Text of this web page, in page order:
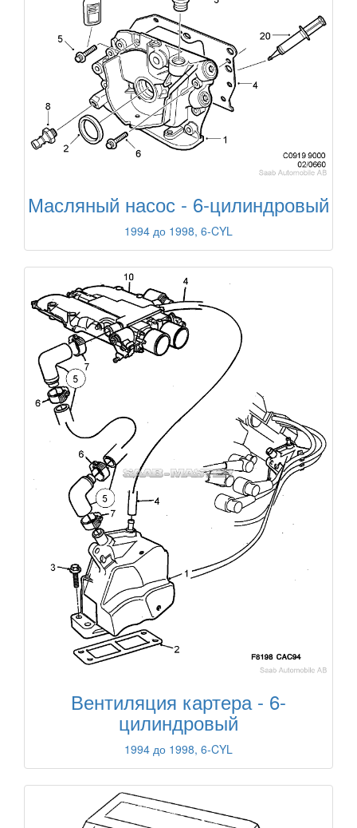
Масляный насос - 6-цилиндровый
1994 до 1998, 6-CYL
Вентиляция картера - 6-
цилиндровый
1994 до 1998, 6-CYL